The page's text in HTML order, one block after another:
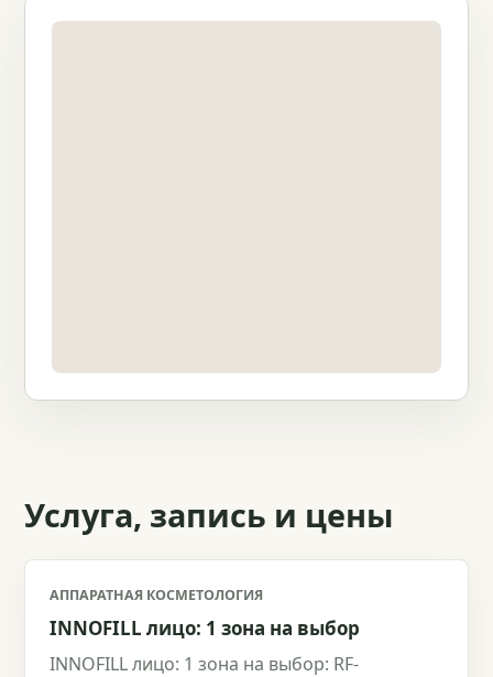
Услуга, запись и цены
АППАРАТНАЯ КОСМЕТОЛОГИЯ
INNOFILL лицо: 1 зона на выбор
INNOFILL лицо: 1 зона на выбор: RF-